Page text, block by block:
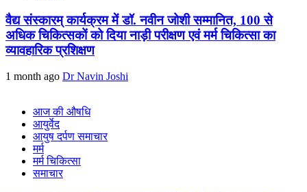
वैद्य संस्कारम् कार्यक्रम में डॉ. नवीन जोशी सम्मानित, 100 से
अधिक चिकित्सकों को दिया नाड़ी परीक्षण एवं मर्म चिकित्सा का
व्यावहारिक प्रशिक्षण
1 month ago Dr Navin Joshi
आज की औषधि
आयुर्वेद
आयुष दर्पण समाचार
मर्म
मर्म चिकित्सा
समाचार